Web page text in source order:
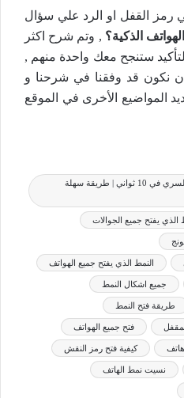
القفل او الرد علي سؤال
الذكية؟ , وتم شرح اكثر
ستنجح معك واحدة منهم ,
نكون قد وفقنا في شرحنا و
المواضيع الأخرى في الموقع
إفتح قفل أي هاتف بدون إدخال الكود السري في 10 ثواني | طريقة سهلة
الذي يفتح جميع الجوالات
النمط الذي يفتح جميع الهواتف
جميع اشكال النمط
طريقة فتح النمط
فتح جميع الهواتف
كيفية فتح رمز النقش
نسيت نمط الهاتف